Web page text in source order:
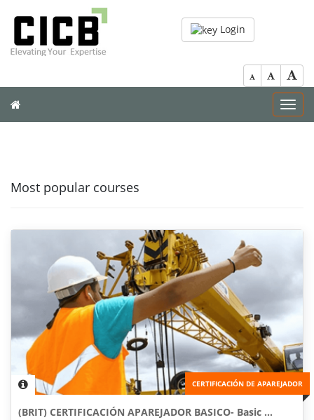
Login
Most popular courses
CERTIFICACIÓN DE APAREJADOR
(BRIT) CERTIFICACIÓN APAREJADOR BASICO- Basic ...